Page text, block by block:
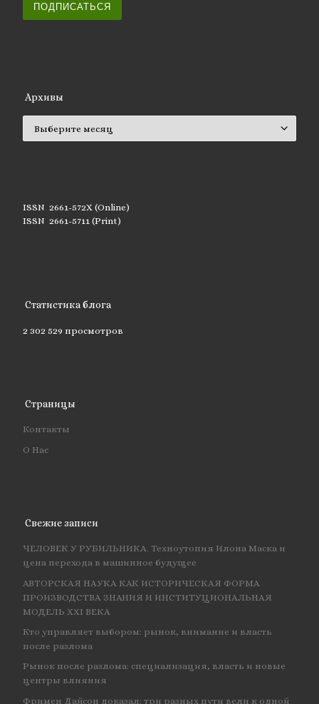
ПОДПИСАТЬСЯ
Архивы
ISSN 2661-572X (Online)
ISSN 2661-5711 (Print)
Статистика блога
2 302 529 просмотров
Страницы
Контакты
О Нас
Свежие записи
ЧЕЛОВЕК У РУБИЛЬНИКА. Техноутопия Илона Маска и
цена перехода в машинное будущее
АВТОРСКАЯ НАУКА КАК ИСТОРИЧЕСКАЯ ФОРМА
ПРОИЗВОДСТВА ЗНАНИЯ И ИНСТИТУЦИОНАЛЬНАЯ
МОДЕЛЬ XXI ВЕКА
Кто управляет выбором: рынок, внимание и власть
после разлома
Рынок после разлома: специализация, власть и новые
центры влияния
Фримен Дайсон доказал: три разных пути вели к одной